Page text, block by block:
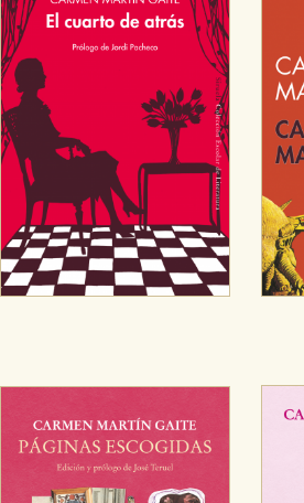
para que nuestro sitio web
pero en ese caso es posible que